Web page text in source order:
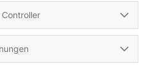
60-24 24 Volt | 60 Watt |
Controller